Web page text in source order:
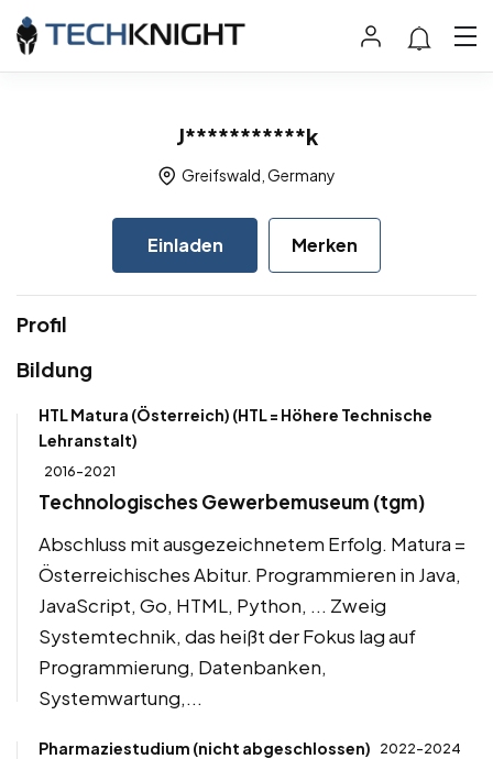
J***********k
Greifswald, Germany
Einladen Merken
Profil
Bildung
HTL Matura (Österreich) (HTL = Höhere Technische
Lehranstalt)
2016-2021
Technologisches Gewerbemuseum (tgm)
Abschluss mit ausgezeichnetem Erfolg. Matura =
Österreichisches Abitur. Programmieren in Java,
JavaScript, Go, HTML, Python, ... Zweig
Systemtechnik, das heißt der Fokus lag auf
Programmierung, Datenbanken,
Systemwartung,...
Pharmaziestudium (nicht abgeschlossen) 2022-2024